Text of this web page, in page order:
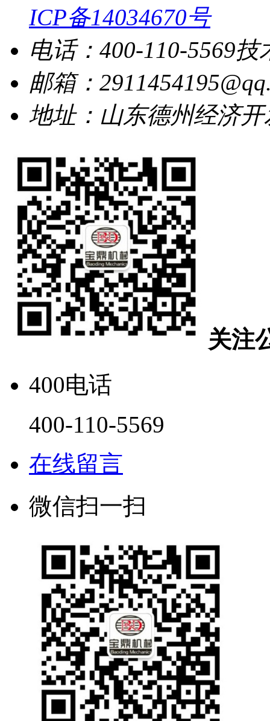
ICP备14034670号
电话：400-110-5569技
邮箱：
地址：山东德州经济
关注
400电话
400-110-5569
在线留言
微信扫一扫